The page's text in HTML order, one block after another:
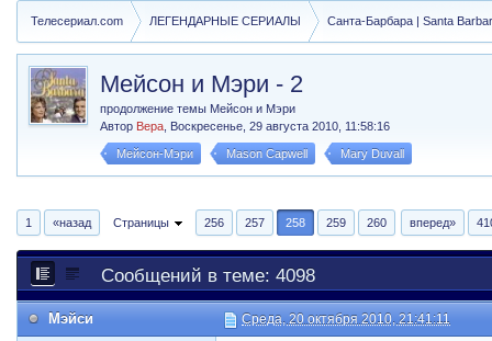
Телесериал.com ЛЕГЕНДАРНЫЕ СЕРИАЛЫ Санта-Барбара | Santa
Мейсон и Мэри - 2
продолжение темы Мейсон и Мэри
Автор Вера Воскресенье, 29 августа 2010, 11:58:16
Мейсон-Мэри Mason Capwell Mary Duvall
1 «назад Страницы 256 257 258 259 260 вперед»
Сообщений в теме: 4098
Мэйси Среда, 20 октября 2010, 21:41:11